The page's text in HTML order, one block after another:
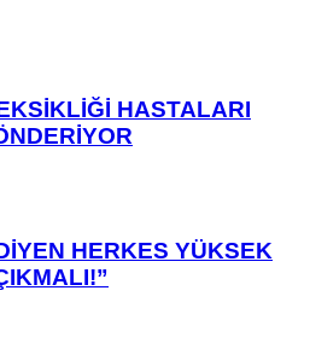
HASTALARI
HERKES YÜKSEK